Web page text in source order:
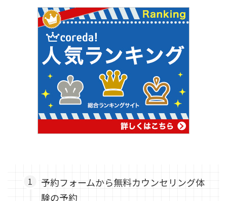
予約フォームから無料カウンセリング体
験の予約